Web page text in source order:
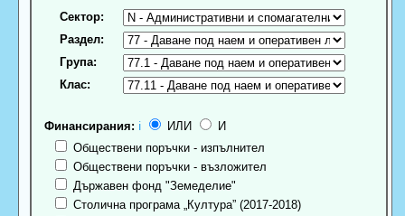
Сектор:
Раздел:
Група:
Клас:
Финансирания: ℹ ИЛИ
И
Обществени поръчки - изпълнител
Обществени поръчки - възложител
Държавен фонд "Земеделие"
Столична програма „Култура” (2017-2018)